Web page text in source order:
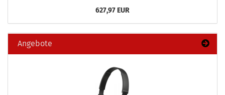
627,97 EUR
Angebote